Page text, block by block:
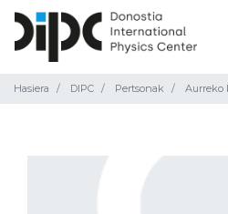
Hasiera DIPC Pertsonak Aurreko